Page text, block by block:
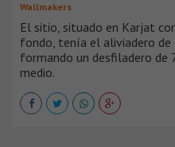
Wallmakers
El sitio, situado en Karjat
fondo, tenía el aliviadero de
formando un desfiladero de
medio.